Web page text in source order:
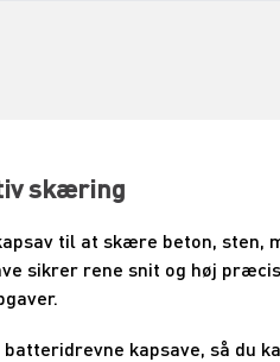
skæring
til at skære beton, sten,
sikrer rene snit og høj
kapsave, så du